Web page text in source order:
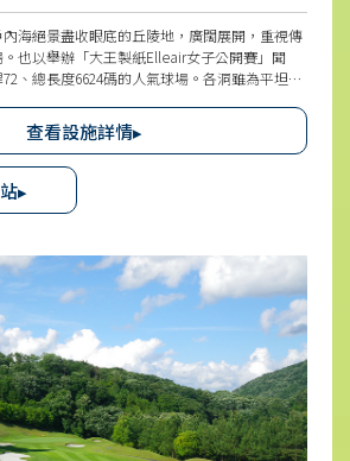
海絕景盡收眼底的丘陵地，廣闊展開，重視傳
也以舉辦「大王製紙Elleair女子公開賽」聞
、總長度6624碼的人氣球場。各洞雖為平坦，
在景觀良好的餐廳中，可盡情享用當地產季節
查看設施詳情▸
▸